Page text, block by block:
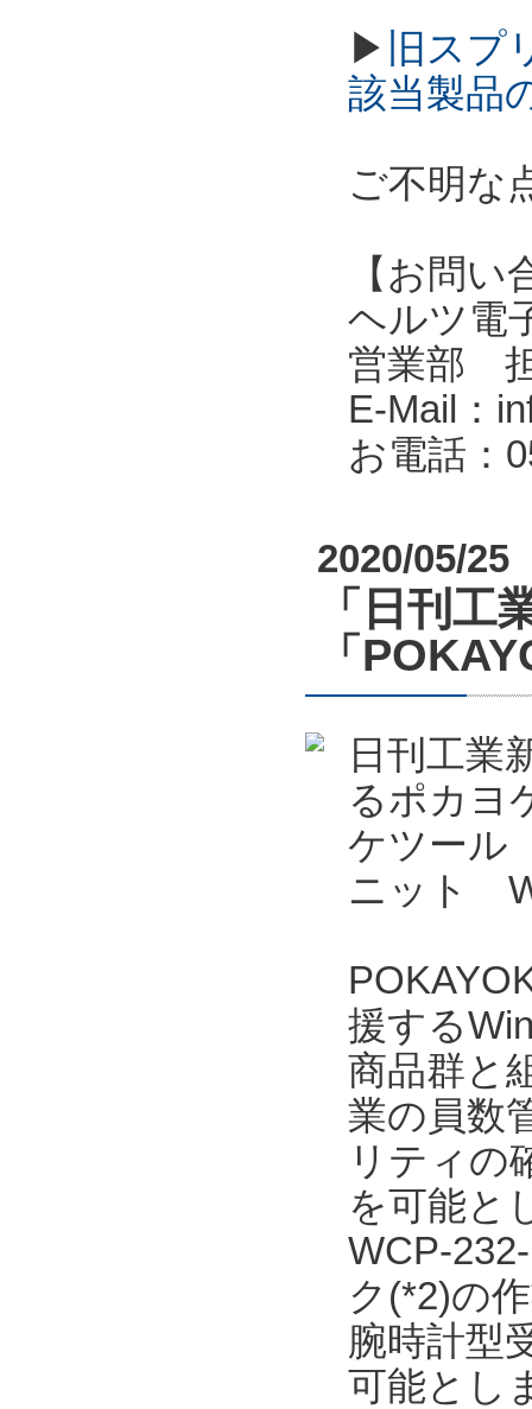
▶ 旧スプ
該当製品
ご不明な
【お問い
ヘルツ電
営業部
E-Mail：
お電話：
2020/05/25
「日刊工
「
日刊工業
るポカヨ
ケツール
ニット
援する
商品群と
業の員数
リティの
を可能と
WCP-
ク(*2)の
腕時計型
可能とし